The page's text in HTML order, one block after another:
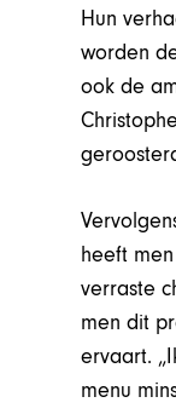
Hun
worden
ook de
heeft
verraste
men dit
ervaart.
menu